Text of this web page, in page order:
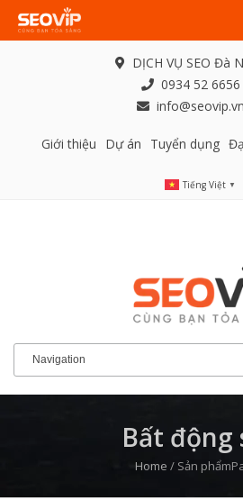
DỊCH VỤ SEO Đà
0934 52 6656
info@seovip.vn
Giới thiệu Dự án Tuyển dụng
Tiếng Việt ▼
Bất động
Home / Sản phẩm